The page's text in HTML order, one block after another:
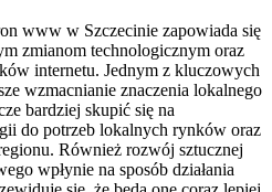
www w Szczecinie zapowiada się
zmianom technologicznym oraz
internetu. Jednym z kluczowych
wzmacnianie znaczenia lokalnego
bardziej skupić się na
do potrzeb lokalnych rynków oraz
Również rozwój sztucznej
wpłynie na sposób działania